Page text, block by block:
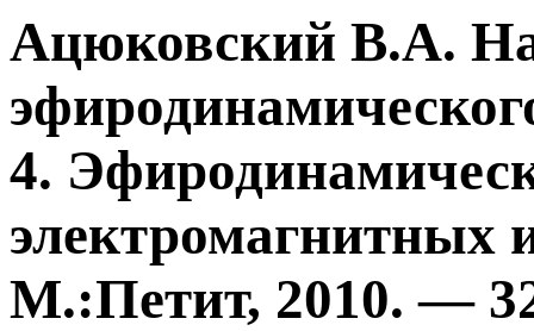
Ацюковский В.А.
4.
электромагнитных
М.:Петит, 2010. —